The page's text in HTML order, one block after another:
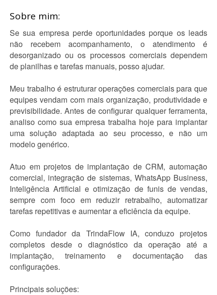
Sobre mim:
Se sua empresa perde oportunidades porque os leads
não recebem acompanhamento, o atendimento é
desorganizado ou os processos comerciais dependem
de planilhas e tarefas manuais, posso ajudar.
Meu trabalho é estruturar operações comerciais para que
equipes vendam com mais organização, produtividade e
previsibilidade. Antes de configurar qualquer ferramenta,
analiso como sua empresa trabalha hoje para implantar
uma solução adaptada ao seu processo, e não um
modelo genérico.
Atuo em projetos de implantação de CRM, automação
comercial, integração de sistemas, WhatsApp Business,
Inteligência Artificial e otimização de funis de vendas,
sempre com foco em reduzir retrabalho, automatizar
tarefas repetitivas e aumentar a eficiência da equipe.
Como fundador da TrindaFlow IA, conduzo projetos
completos desde o diagnóstico da operação até a
implantação, treinamento e documentação das
configurações.
Principais soluções: